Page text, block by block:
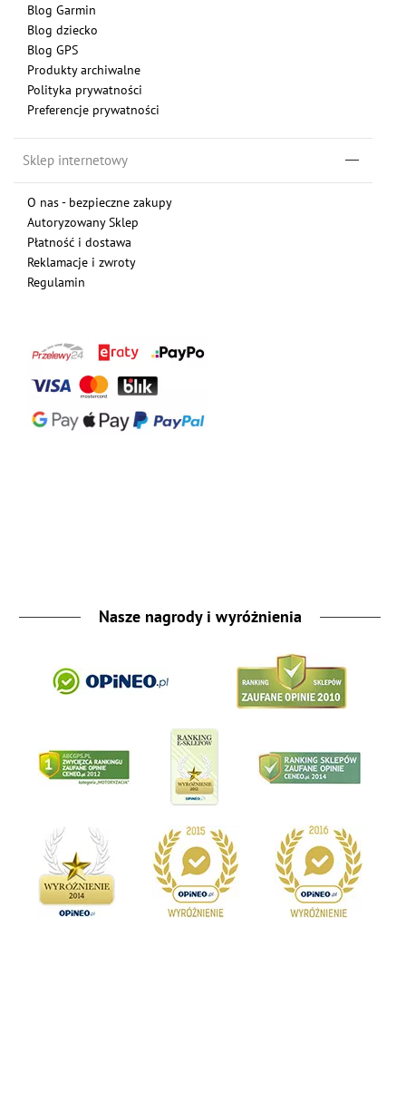
Blog Garmin
Blog dziecko
Blog GPS
Produkty archiwalne
Polityka prywatności
Preferencje prywatności
Sklep internetowy
O nas - bezpieczne zakupy
Autoryzowany Sklep
Płatność i dostawa
Reklamacje i zwroty
Regulamin
Nasze nagrody i wyróżnienia